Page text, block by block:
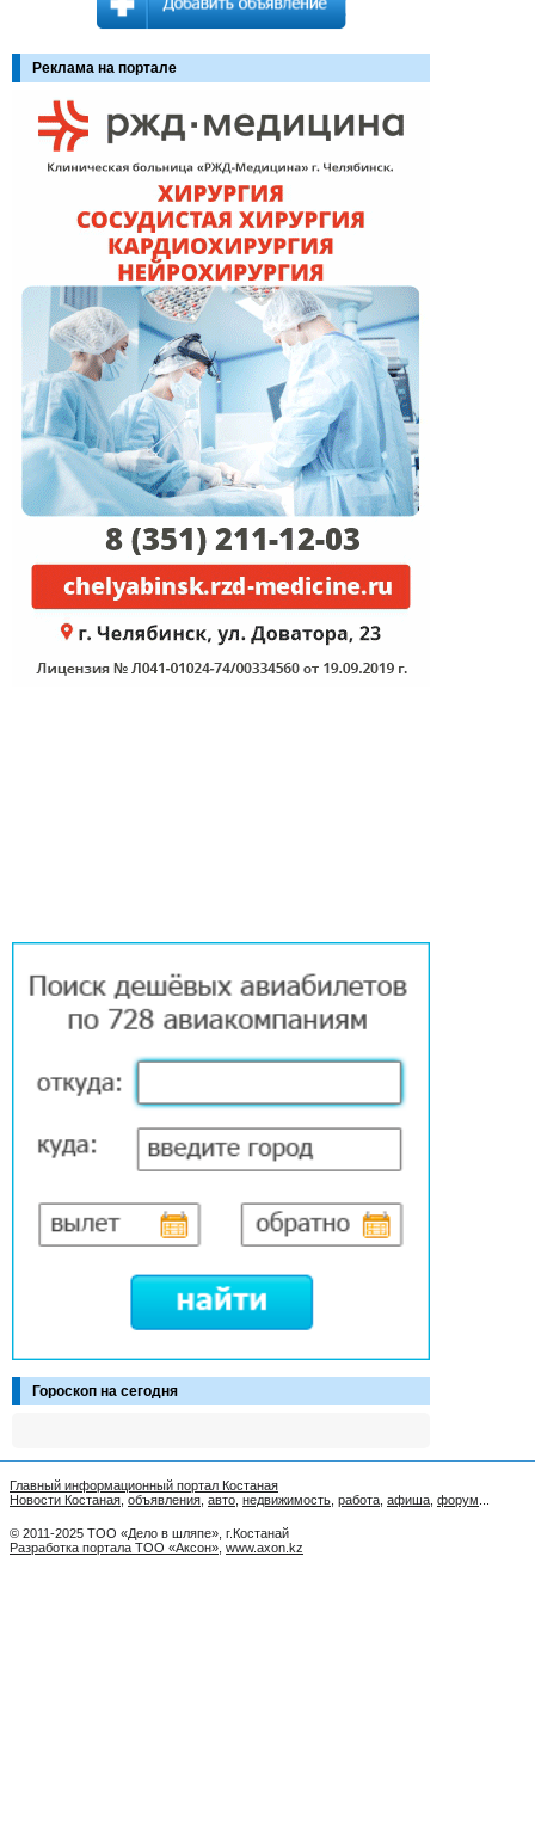
Реклама на портале
Гороскоп на сегодня
Главный информационный портал Костаная
Новости Костаная объявления авто недвижимость работа афиша форум
© 2011-2025 ТОО «Дело в шляпе», г.Костанай
Разработка портала ТОО «Аксон» www.axon.kz